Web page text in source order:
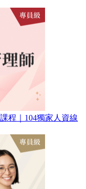
程｜104獨家人資線